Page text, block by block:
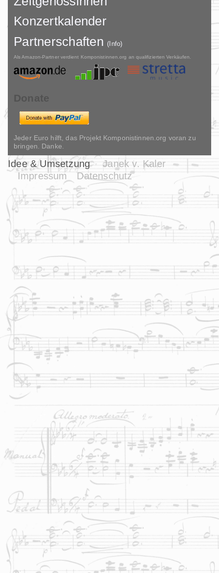
Konzertkalender
Partnerschaften(Info)
Als Amazon-Partner verdient Komponistinnen.org an qualifizierten Verkäufen.
Donate
Jeder Euro hilft, das Projekt Komponistinnen.org voran zu
bringen. Danke.
Idee & Umsetzung
Janek v. Kaler
Impressum
Datenschutz